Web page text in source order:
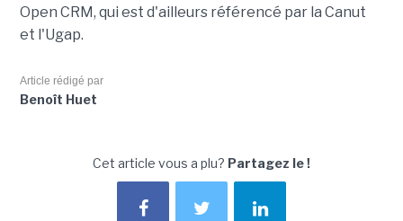
Open CRM, qui est d'ailleurs référencé par la Canut
et l'Ugap.
Article rédigé par
Benoît Huet
Cet article vous a plu? Partagez le !